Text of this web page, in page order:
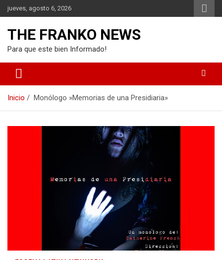
Saltar
al
jueves, agosto 6, 2026
THE FRANKO NEWS
Para que este bien Informado!
Inicio Monólogo »Memorias de una Presidiaria»